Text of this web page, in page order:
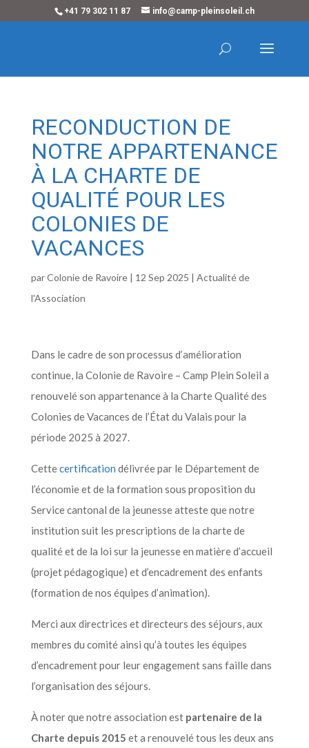
+41 79 302 11 87 info@camp-pleinsoleil.ch
RECONDUCTION DE
NOTRE APPARTENANCE
À LA CHARTE DE
QUALITÉ POUR LES
COLONIES DE
VACANCES
parColonie de Ravoire| 12 Sep 2025 | Actualité de
l'Association
Dans le cadre de son processus d’amélioration
continue, la Colonie de Ravoire – Camp Plein Soleil a
renouvelé son appartenance à la Charte Qualité des
Colonies de Vacances de l’État du Valais pour la
période 2025 à 2027.
Cettecertification délivrée par le Département de
l’économie et de la formation sous proposition du
Service cantonal de la jeunesse atteste que notre
institution suit les prescriptions de la charte de
qualité et de la loi sur la jeunesse en matière d’accueil
(projet pédagogique) et d’encadrement des enfants
(formation de nos équipes d’animation).
Merci aux directrices et directeurs des séjours, aux
membres du comité ainsi qu’à toutes les équipes
d’encadrement pour leur engagement sans faille dans
l’organisation des séjours.
À noter que notre association est partenaire de la
Charte depuis 2015 et a renouvelé tous les deux ans